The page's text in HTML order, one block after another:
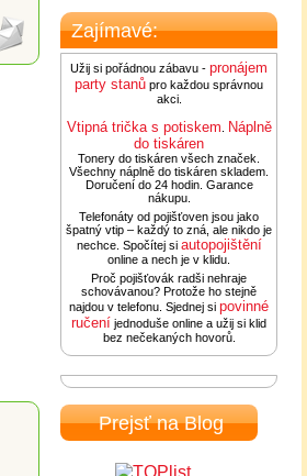
Zajímavé:
Užij si pořádnou zábavu - pronájem
party stanů pro každou správnou
akci.
Vtipná trička s potiskem Náplně
do tiskáren
Tonery do tiskáren všech značek.
Všechny náplně do tiskáren skladem.
Doručení do 24 hodin. Garance
nákupu.
Telefonáty od pojišťoven jsou jako
špatný vtip – každý to zná, ale nikdo je
nechce. Spočítej si autopojištění
online a nech je v klidu.
Proč pojišťovák radši nehraje
schovávanou? Protože ho stejně
najdou v telefonu. Sjednej si povinné
ručení jednoduše online a užij si klid
bez nečekaných hovorů.
Prejsť na Blog